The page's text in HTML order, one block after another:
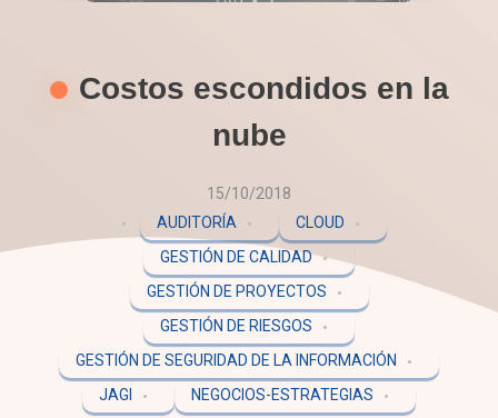
Costos escondidos en la
nube
15/10/2018
AUDITORÍA
CLOUD
GESTIÓN DE CALIDAD
GESTIÓN DE PROYECTOS
GESTIÓN DE RIESGOS
GESTIÓN DE SEGURIDAD DE LA INFORMACIÓN
JAGI
NEGOCIOS-ESTRATEGIAS